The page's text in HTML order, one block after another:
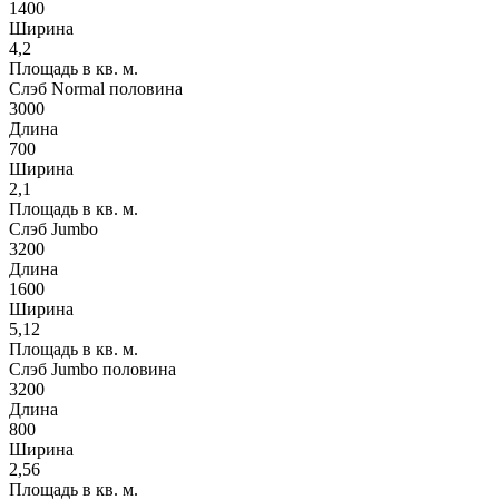
1400
Ширина
4,2
Площадь в кв. м.
Слэб Normal половина
3000
Длина
700
Ширина
2,1
Площадь в кв. м.
Слэб Jumbo
3200
Длина
1600
Ширина
5,12
Площадь в кв. м.
Слэб Jumbo половина
3200
Длина
800
Ширина
2,56
Площадь в кв. м.